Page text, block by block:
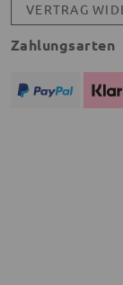
VERTRAG
Zahlungsarten